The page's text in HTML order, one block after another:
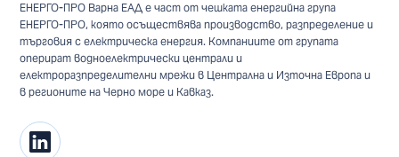
ЕНЕРГО-ПРО Варна ЕАД е част от чешката енергийна група
ЕНЕРГО-ПРО, която осъществява производство, разпределение и
търговия с електрическа енергия. Компаниите от групата
оперират водноелектрически централи и
електроразпределителни мрежи в Централна и Източна Европа и
в регионите на Черно море и Кавказ.